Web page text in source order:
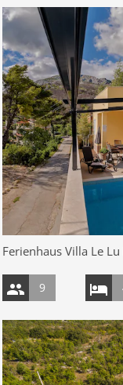
Ferienhaus Villa Le
9